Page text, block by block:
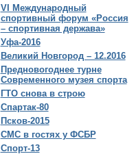
VI Международный
спортивный форум «Россия
– спортивная держава»
Уфа-2016
Великий Новгород – 12.2016
Предновогоднее турне
Современного музея спорта
ГТО снова в строю
Спартак-80
Псков-2015
СМС в гостях у ФСБР
Спорт-13